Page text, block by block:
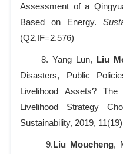
Assessment of a
Based on Energy.
(Q2,IF=2.576)
8. Yang Lun, Liu
Disasters, Public
Livelihood Assets?
Livelihood Strategy
Sustainability, 2019,
9.Liu Moucheng,